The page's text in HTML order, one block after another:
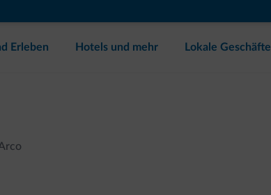
Erleben Hotels und mehr Lokale Geschäfte